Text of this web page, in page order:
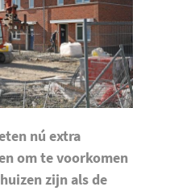
nú extra
om te voorkomen
zijn als de